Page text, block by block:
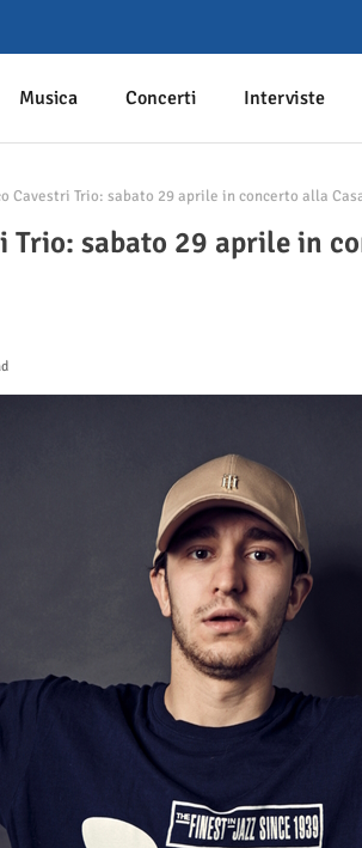
Musica Concerti Interviste
Cavestri Trio: sabato 29 aprile in concerto alla
Trio: sabato 29 aprile in